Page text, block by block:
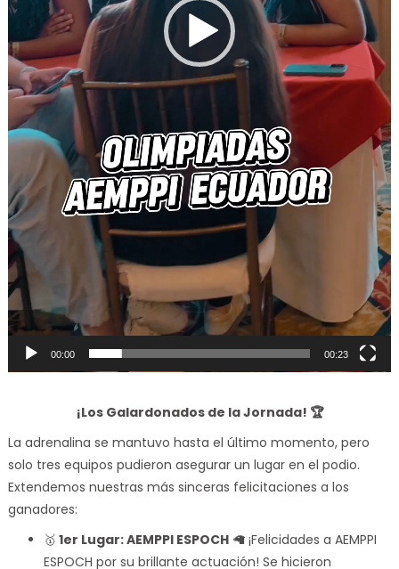
00:00 00:23
¡Los Galardonados de la Jornada! 🏆
La adrenalina se mantuvo hasta el último momento, pero
solo tres equipos pudieron asegurar un lugar en el podio.
Extendemos nuestras más sinceras felicitaciones a los
ganadores:
🥇 1er Lugar: AEMPPI ESPOCH🦙 ¡Felicidades a AEMPPI
ESPOCH por su brillante actuación! Se hicieron